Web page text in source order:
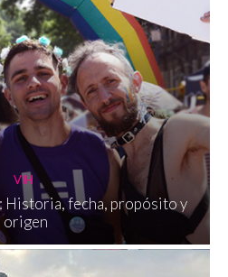
VIH
Historia, fecha, propósito y
origen